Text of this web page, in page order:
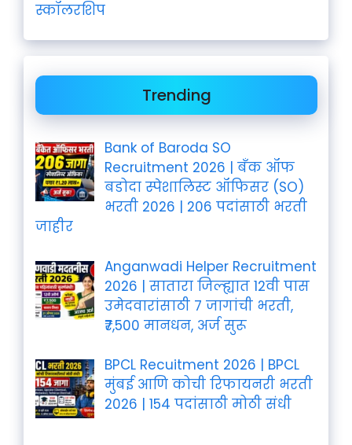
स्कॉलरशिप
Trending
Bank of Baroda SO
Recruitment 2026 | बँक ऑफ
बडोदा स्पेशालिस्ट ऑफिसर (SO)
भरती 2026 | 206 पदांसाठी भरती
जाहीर
Anganwadi Helper Recruitment
2026 | सातारा जिल्ह्यात 12वी पास
उमेदवारांसाठी 7 जागांची भरती,
₹7,500 मानधन, अर्ज सुरू
BPCL Recuitment 2026 | BPCL
मुंबई आणि कोची रिफायनरी भरती
2026 | 154 पदांसाठी मोठी संधी